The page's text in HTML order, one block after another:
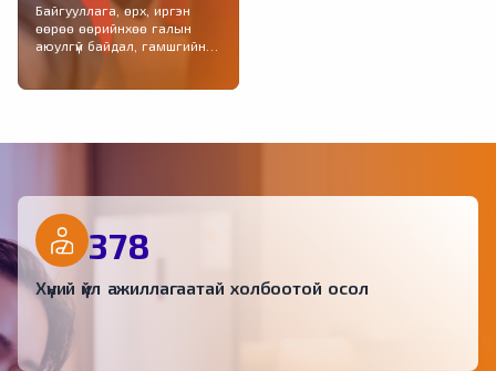
Байгууллага, өрх, иргэн
өөрөө өөрийнхөө галын
аюулгүй байдал, гамшгийн
378
Хүний үйл ажиллагаатай холбоотой осол